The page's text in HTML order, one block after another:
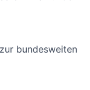
bundesweiten